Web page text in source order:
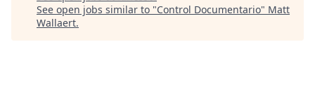
See open jobs similar to "Control Documentario" Matt
Wallaert.